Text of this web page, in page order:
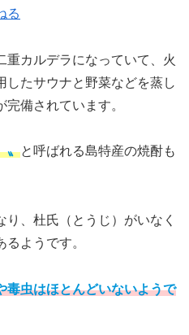
る
重カルデラになっていて、火
したサウナと野菜などを蒸し
備されています。
〟と呼ばれる島特産の焼酎も
り、杜氏（とうじ）がいなく
ようです。
毒虫はほとんどいないようで